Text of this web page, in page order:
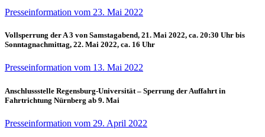
Presseinformation vom 23. Mai 2022
Vollsperrung der A 3 von Samstagabend, 21. Mai 2022, ca. 20:30 Uhr bis
Sonntagnachmittag, 22. Mai 2022, ca. 16 Uhr
Presseinformation vom 13. Mai 2022
Anschlussstelle Regensburg-Universität – Sperrung der Auffahrt in
Fahrtrichtung Nürnberg ab 9. Mai
Presseinformation vom 29. April 2022